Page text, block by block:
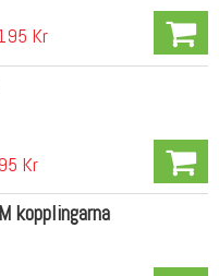
Kr
Kr
kopplingarna